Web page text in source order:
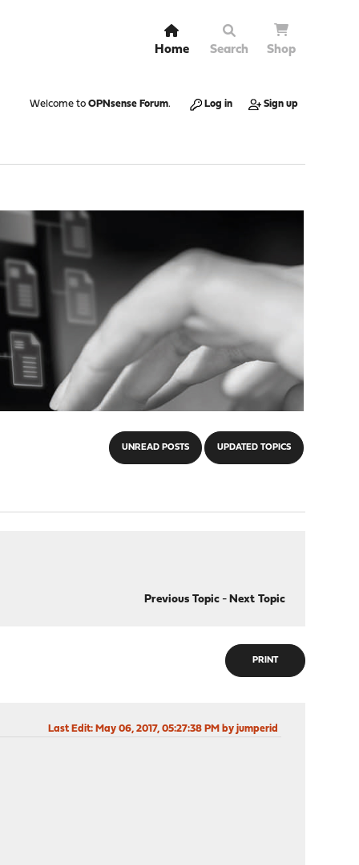
Home Search Shop
Welcome to OPNsense Forum. Log in Sign up
UNREAD POSTS UPDATED TOPICS
Previous Topic- Next Topic
PRINT
Last Edit: May 06, 2017, 05:27:38 PM by jumperid